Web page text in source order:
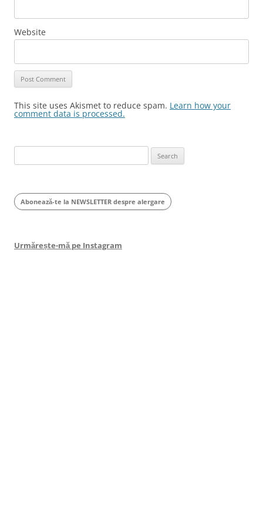
Website
This site uses Akismet to reduce spam. Learn how your
comment data is processed.
for:
Abonează-te la NEWSLETTER despre alergare
Urmărește-mă pe Instagram